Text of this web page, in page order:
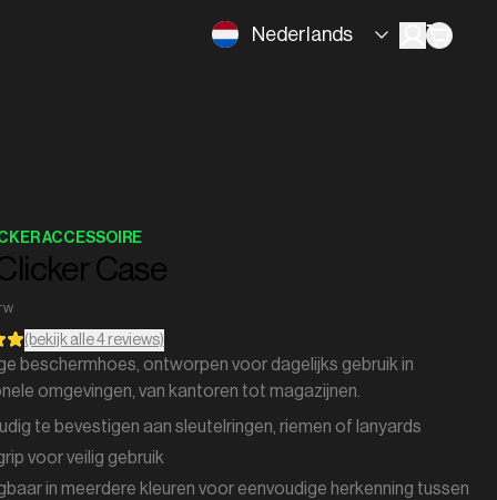
Nederlands
ACCESSOIRE
Case
(bekijk alle 4 reviews)
beschermhoes, ontworpen voor dagelijks gebruik in
omgevingen, van kantoren tot magazijnen.
te bevestigen aan sleutelringen, riemen of lanyards
voor veilig gebruik
in meerdere kleuren voor eenvoudige herkenning tussen